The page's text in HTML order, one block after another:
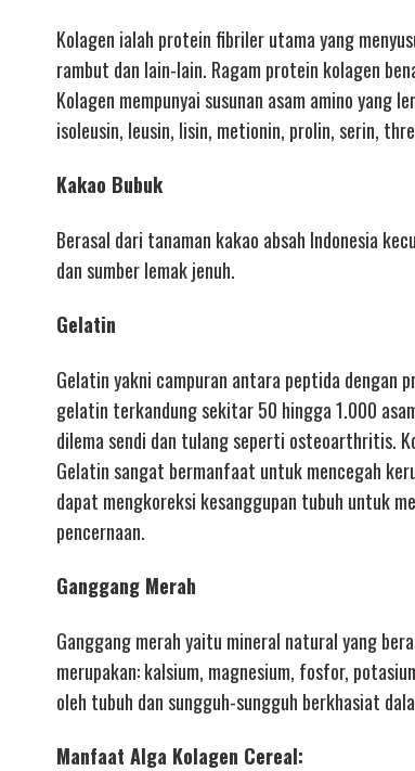
Kolagen ialah protein fibriler utama yang
rambut dan lain-lain. Ragam protein kolagen
Kolagen mempunyai susunan asam amino
isoleusin, leusin, lisin, metionin, prolin, serin,
Kakao Bubuk
Berasal dari tanaman kakao absah Indonesia
dan sumber lemak jenuh.
Gelatin
Gelatin yakni campuran antara peptida
gelatin terkandung sekitar 50 hingga 1.000
dilema sendi dan tulang seperti osteoarthritis.
Gelatin sangat bermanfaat untuk mencegah
dapat mengkoreksi kesanggupan tubuh untuk
pencernaan.
Ganggang Merah
Ganggang merah yaitu mineral natural yang
merupakan: kalsium, magnesium, fosfor,
oleh tubuh dan sungguh-sungguh berkhasiat
Manfaat Alga Kolagen Cereal: